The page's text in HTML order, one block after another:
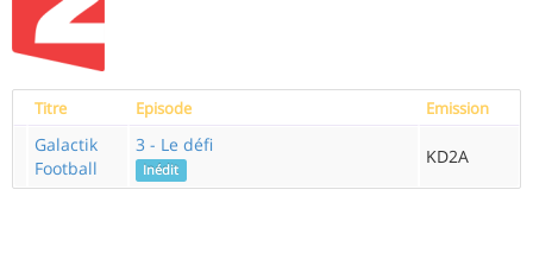
Titre Episode Emission
Galactik
Football
3 - Le défi
Inédit
KD2A